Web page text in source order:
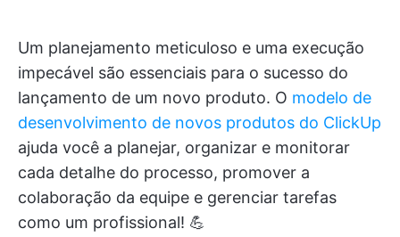
Um planejamento meticuloso e uma execução
impecável são essenciais para o sucesso do
lançamento de um novo produto. O modelo de
desenvolvimento de novos produtos do ClickUp
ajuda você a planejar, organizar e monitorar
cada detalhe do processo, promover a
colaboração da equipe e gerenciar tarefas
como um profissional! 💪